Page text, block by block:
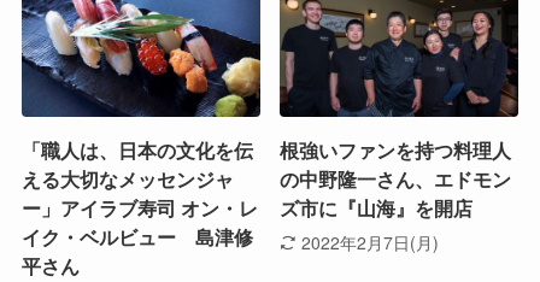
「職人は、日本の文化を伝
える大切なメッセンジャ
ー」アイラブ寿司 オン・レ
イク・ベルビュー 島津修
平さん
根強いファンを持つ料理人
の中野隆一さん、エドモン
ズ市に『山海』を開店
2022年2月7日(月)